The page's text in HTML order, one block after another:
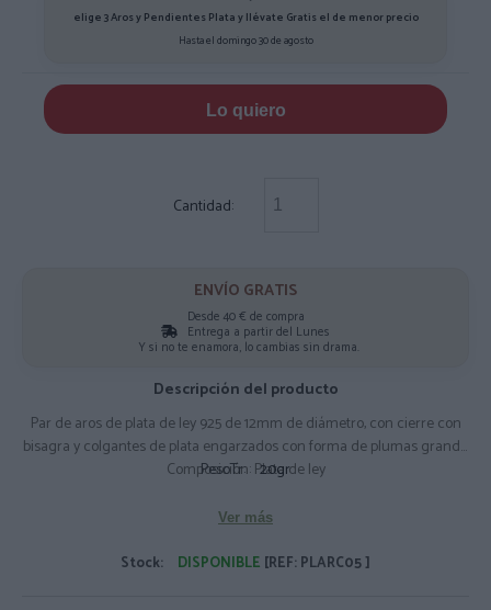
elige 3 Aros y Pendientes Plata y llévate Gratis el de menor precio
Hasta el domingo 30 de agosto
Lo quiero
Cantidad:
ENVÍO GRATIS
Desde 40 € de compra
Entrega a partir del Lunes
Y si no te enamora, lo cambias sin drama.
Descripción del producto
Par de aros de plata de ley 925 de 12mm de diámetro, con cierre con
bisagra y colgantes de plata engarzados con forma de plumas grande
Composición: Plata de ley
PesoTr: 20gr
Ver más
Stock: DISPONIBLE [REF: PLARC05 ]